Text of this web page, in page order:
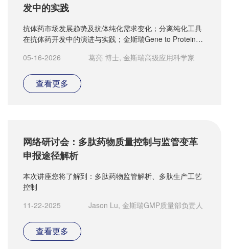
发中的实践
抗体药市场发展趋势及抗体纯化需求变化；分离纯化工具
在抗体药开发中的演进与实践；金斯瑞Gene to Protein解
05-16-2026 葛亮 博士, 金斯瑞高级应用科学家
查看更多
网络研讨会：多肽药物质量控制与监管变革
申报途径解析
本次讲座您将了解到：多肽药物监管解析、多肽生产工艺
控制
11-22-2025
Jason Lu, 金斯瑞GMP质量部负责人
查看更多